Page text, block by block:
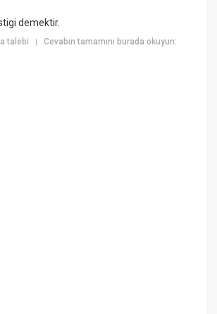
demektir.
talebi |Cevabın tamamını burada okuyun: